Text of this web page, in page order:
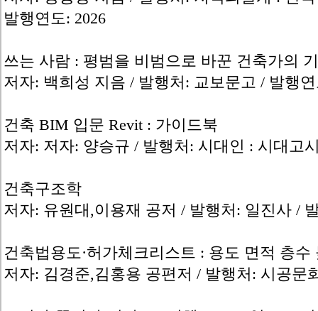
발행연도: 2026
쓰는 사람 : 평범을 비범으로 바꾼 건축가의
저자: 백희성 지음 / 발행처: 교보문고 / 발행연
건축 BIM 입문 Revit : 가이드북
저자: 저자: 양승규 / 발행처: 시대인 : 시대고
건축구조학
저자: 유원대,이용재 공저 / 발행처: 일진사 /
건축법용도·허가체크리스트 : 용도 면적 층수
저자: 김경준,김홍용 공편저 / 발행처: 시공문